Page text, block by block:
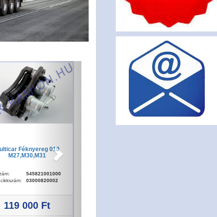
Féknyereg 010
M27,M30,M31
545821001000
03000820002
119 000 Ft